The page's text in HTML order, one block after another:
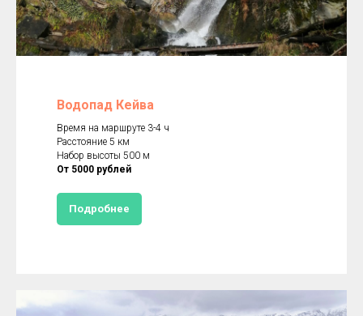
Водопад Кейва
Время на маршруте 3-4 ч
Расстояние 5 км
Набор высоты 500 м
От 5000 рублей
Подробнее